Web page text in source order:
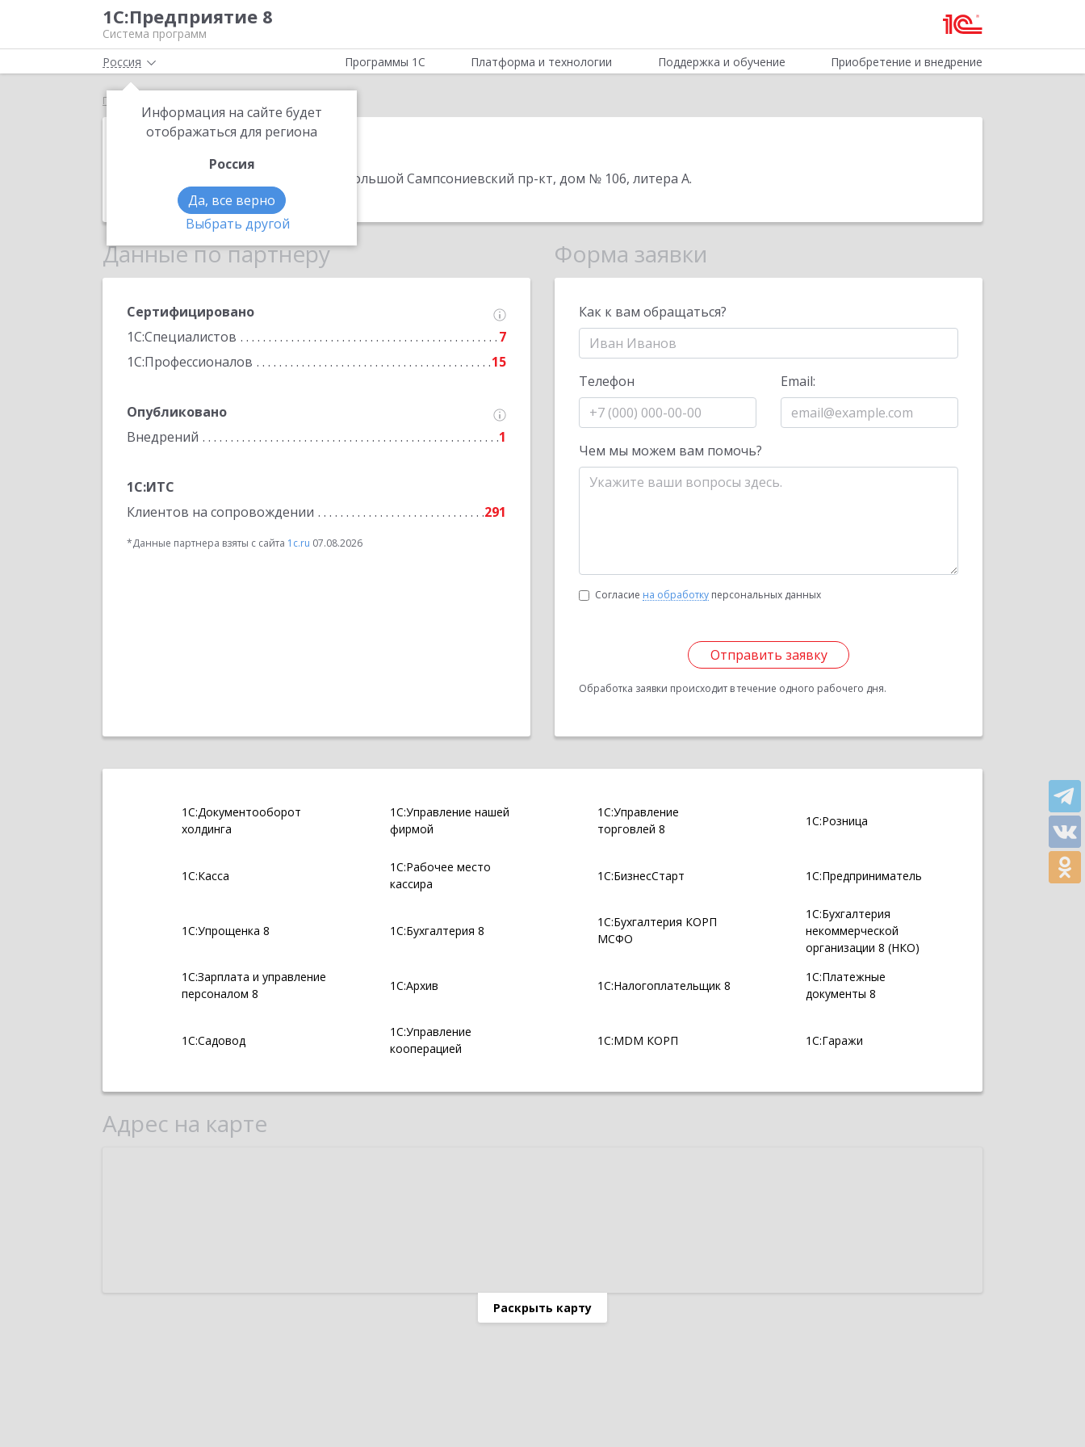
1С:Предприятие 8
Система программ
Россия
Информация на сайте будет
отображаться для региона
Россия
Да, все верно
Выбрать другой
Программы 1С Платформа и технологии Поддержка и обучение Приобретение и внедрение
Главная
Arenda-it
194156, Санкт-Петербург г, Большой Сампсониевский пр-кт, дом № 106, литера А.
Телефон: +7 (812) 648-2106
Данные по партнеру
Сертифицировано
1С:Специалистов
7
1С:Профессионалов
15
Опубликовано
Внедрений
1
1С:ИТС
Клиентов на сопровождении
291
*Данные партнера взяты с сайта 1c.ru 07.08.2026
Форма заявки
Как к вам обращаться?
Телефон Email:
Чем мы можем вам помочь?
Согласие на обработку персональных данных
Отправить заявку
Обработка заявки происходит в течение одного рабочего дня.
1С:Документооборот
холдинга
1С:Управление нашей
фирмой
1С:Управление
торговлей 8
1С:Розница
1С:Касса
1С:Рабочее место
кассира
1С:БизнесСтарт 1С:Предприниматель
1С:Упрощенка 8 1С:Бухгалтерия 8
1С:Бухгалтерия КОРП
МСФО
1С:Бухгалтерия
некоммерческой
организации 8 (НКО)
1С:Зарплата и управление
персоналом 8
1С:Архив 1С:Налогоплательщик 8
1С:Платежные
документы 8
1С:Садовод
1С:Управление
кооперацией
1С:MDM КОРП 1С:Гаражи
Адрес на карте
Раскрыть карту